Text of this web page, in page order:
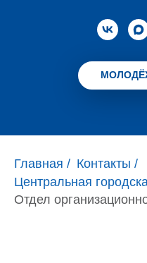
Главная / Контакты /
Центральная
Отдел